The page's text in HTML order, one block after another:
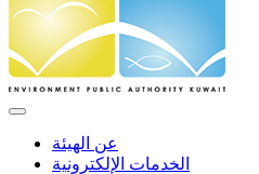
عن الهيئة
الخدمات الإلكترونية